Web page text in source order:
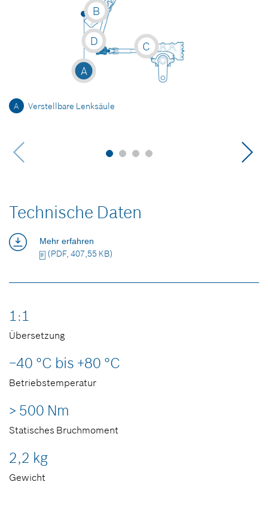
A
B
C
D
A Verstellbare Lenksäule
Technische Daten
Mehr erfahren
(PDF, 407,55 KB)
1:1
Übersetzung
−40 °C bis +80 °C
Betriebstemperatur
> 500 Nm
Statisches Bruchmoment
2,2 kg
Gewicht